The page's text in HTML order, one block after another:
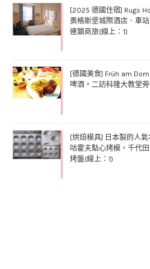
[2025 德國住宿] Rugs
奧格斯堡城際酒店．車
連鎖商旅(線上：1)
[德國美食] Früh am
啤酒，二訪科隆大教堂
[烘焙模具] 日本製的人
咕霍夫點心烤模，千代
烤盤(線上：1)